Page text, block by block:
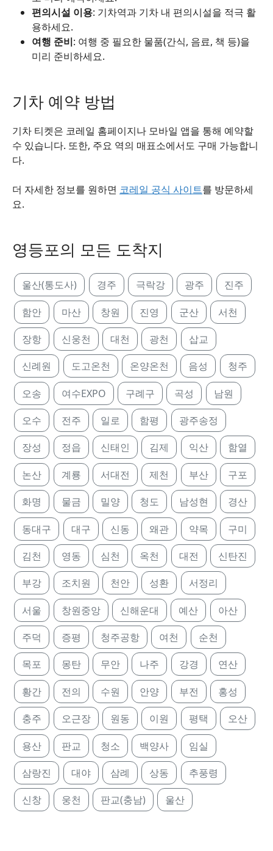
편의시설 이용: 기차역과 기차 내 편의시설을 적극 활
용하세요.
여행 준비: 여행 중 필요한 물품(간식, 음료, 책 등)을
미리 준비하세요.
기차 예약 방법
기차 티켓은 코레일 홈페이지나 모바일 앱을 통해 예약할
수 있습니다. 또한, 주요 역의 매표소에서도 구매 가능합니
다.
더 자세한 정보를 원하면 코레일 공식 사이트를 방문하세
요.
영등포의 모든 도착지
울산(통도사) 경주 극락강 광주 진주
함안 마산 창원 진영 군산 서천
장항 신웅천 대천 광천 삽교
신례원 도고온천 온양온천 음성 청주
오송 여수EXPO 구례구 곡성 남원
오수 전주 일로 함평 광주송정
장성 정읍 신태인 김제 익산 함열
논산 계룡 서대전 제천 부산 구포
화명 물금 밀양 청도 남성현 경산
동대구 대구 신동 왜관 약목 구미
김천 영동 심천 옥천 대전 신탄진
부강 조치원 천안 성환 서정리
서울 창원중앙 신해운대 예산 아산
주덕 증평 청주공항 여천 순천
목포 몽탄 무안 나주 강경 연산
황간 전의 수원 안양 부전 홍성
충주 오근장 원동 이원 평택 오산
용산 판교 청소 백양사 임실
삼랑진 대야 삼례 상동 추풍령
신창 웅천 판교(충남) 울산